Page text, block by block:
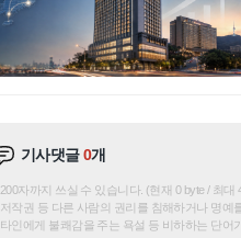
기사댓글0개
200자까지 쓰실 수 있습니다. (현재 0 byte / 최대
저작권 등 다른 사람의 권리를 침해하거나 명예
타인에게 불쾌감을 주는 욕설 등 비하하는 단어